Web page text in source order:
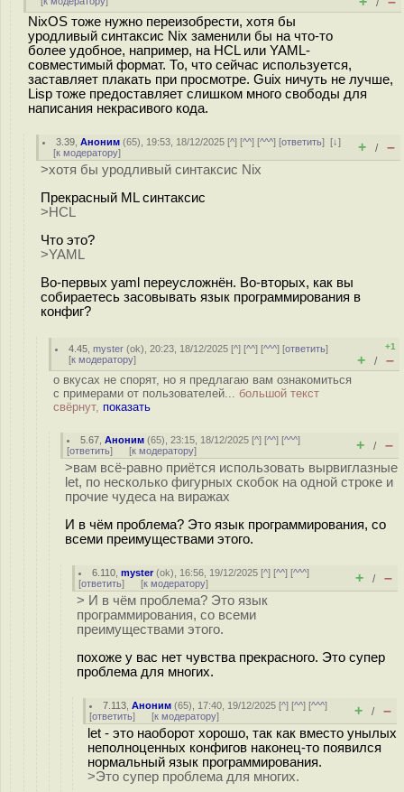
/
NixOS тоже нужно переизобрести, хотя бы
уродливый синтаксис Nix заменили бы на что-то
более удобное, например, на HCL или YAML-
совместимый формат. То, что сейчас используется,
заставляет плакать при просмотре. Guix ничуть не лучше,
Lisp тоже предоставляет слишком много свободы для
написания некрасивого кода.
3.39 ,Аноним (65), 19:53, 18/12/2025 [^] [^^] [^^^] [ответить][↓]
[к модератору] + / –
>хотя бы уродливый синтаксис Nix
Прекрасный ML синтаксис
>HCL
Что это?
>YAML
Во-первых yaml переусложнён. Во-вторых, как вы
собираетесь засовывать язык программирования в
конфиг?
4.45 ,myster (ok), 20:23, 18/12/2025 [^] [^^] [^^^] [ответить]
[к модератору]
+1
+ / –
о вкусах не спорят, но я предлагаю вам ознакомиться
с примерами от пользователей... большой текст
свёрнут, показать
5.67 ,Аноним (65), 23:15, 18/12/2025 [^] [^^] [^^^]
[ответить] [к модератору] + / –
>вам всё-равно приётся использовать вырвиглазные
let, по несколько фигурных скобок на одной строке и
прочие чудеса на виражах
И в чём проблема? Это язык программирования, со
всеми преимуществами этого.
6.110 ,myster(ok), 16:56, 19/12/2025 [^] [^^] [^^^]
[ответить] [к модератору] + / –
> И в чём проблема? Это язык
программирования, со всеми
преимуществами этого.
похоже у вас нет чувства прекрасного. Это супер
проблема для многих.
7.113 ,Аноним (65), 17:40, 19/12/2025 [^] [^^] [^^^]
[ответить] [к модератору] + / –
let - это наоборот хорошо, так как вместо унылых
неполноценных конфигов наконец-то появился
нормальный язык программирования.
>Это супер проблема для многих.